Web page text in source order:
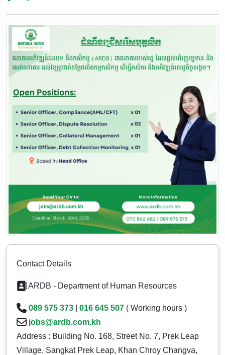
Contact Details
ARDB - Department of Human Resources
089 575 373 016 645 507 ( Working hours )
jobs@ardb.com.kh
Address : Building No. 168, Street No. 7, Prek Leap
Village, Sangkat Prek Leap, Khan Chroy Changva,